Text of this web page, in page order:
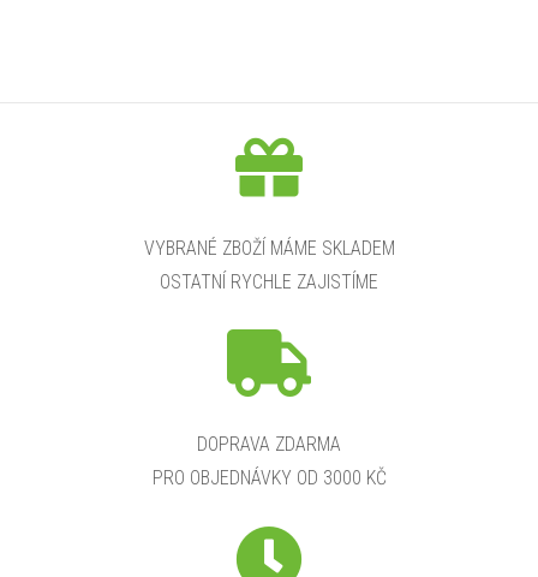
VYBRANÉ ZBOŽÍ MÁME SKLADEM
OSTATNÍ RYCHLE ZAJISTÍME
DOPRAVA ZDARMA
PRO OBJEDNÁVKY OD 3000 KČ